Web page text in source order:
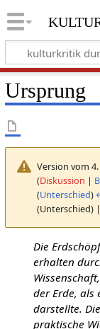
Ursprung
Version vom
(Diskussion |
(Unterschied)
(Unterschied)
Die
erhalten
der Erde, als
darstellte.
praktische